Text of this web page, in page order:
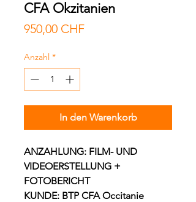
CFA Okzitanien
950,00 CHFPreis
Anzahl *
In den Warenkorb
ANZAHLUNG: FILM- UND
VIDEOERSTELLUNG +
FOTOBERICHT
KUNDE: BTP CFA Occitanie